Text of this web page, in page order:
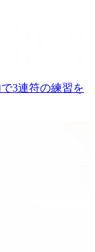
3連符の練習を